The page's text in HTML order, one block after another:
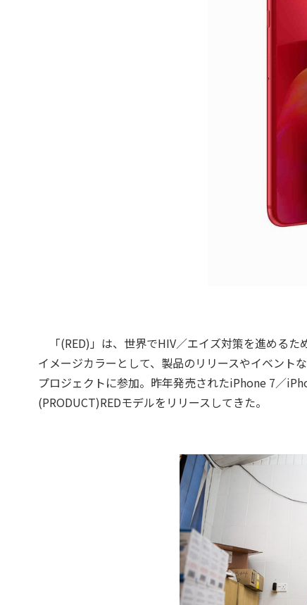
「(RED)」は、世界でHIV／エイズ対策を進める
イメージカラーとして、製品のリリースやイベント
プロジェクトに参加。昨年発売されたiPhone 7／
(PRODUCT)REDモデルをリリースしてきた。